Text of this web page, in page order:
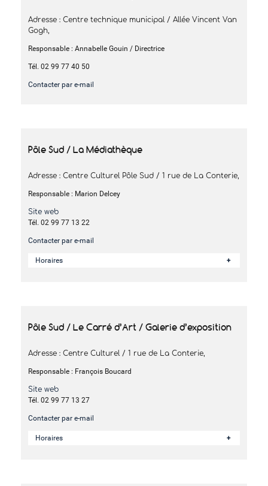
Adresse : Centre technique municipal / Allée Vincent Van
Gogh,
Responsable : Annabelle Gouin / Directrice
Tél. 02 99 77 40 50
Contacter par e-mail
Pôle Sud / La Médiathèque
Adresse : Centre Culturel Pôle Sud / 1 rue de La Conterie,
Responsable : Marion Delcey
Site web
Tél. 02 99 77 13 22
Contacter par e-mail
Horaires
Pôle Sud / Le Carré d’Art / Galerie d’exposition
Adresse : Centre Culturel / 1 rue de La Conterie,
Responsable : François Boucard
Site web
Tél. 02 99 77 13 27
Contacter par e-mail
Horaires